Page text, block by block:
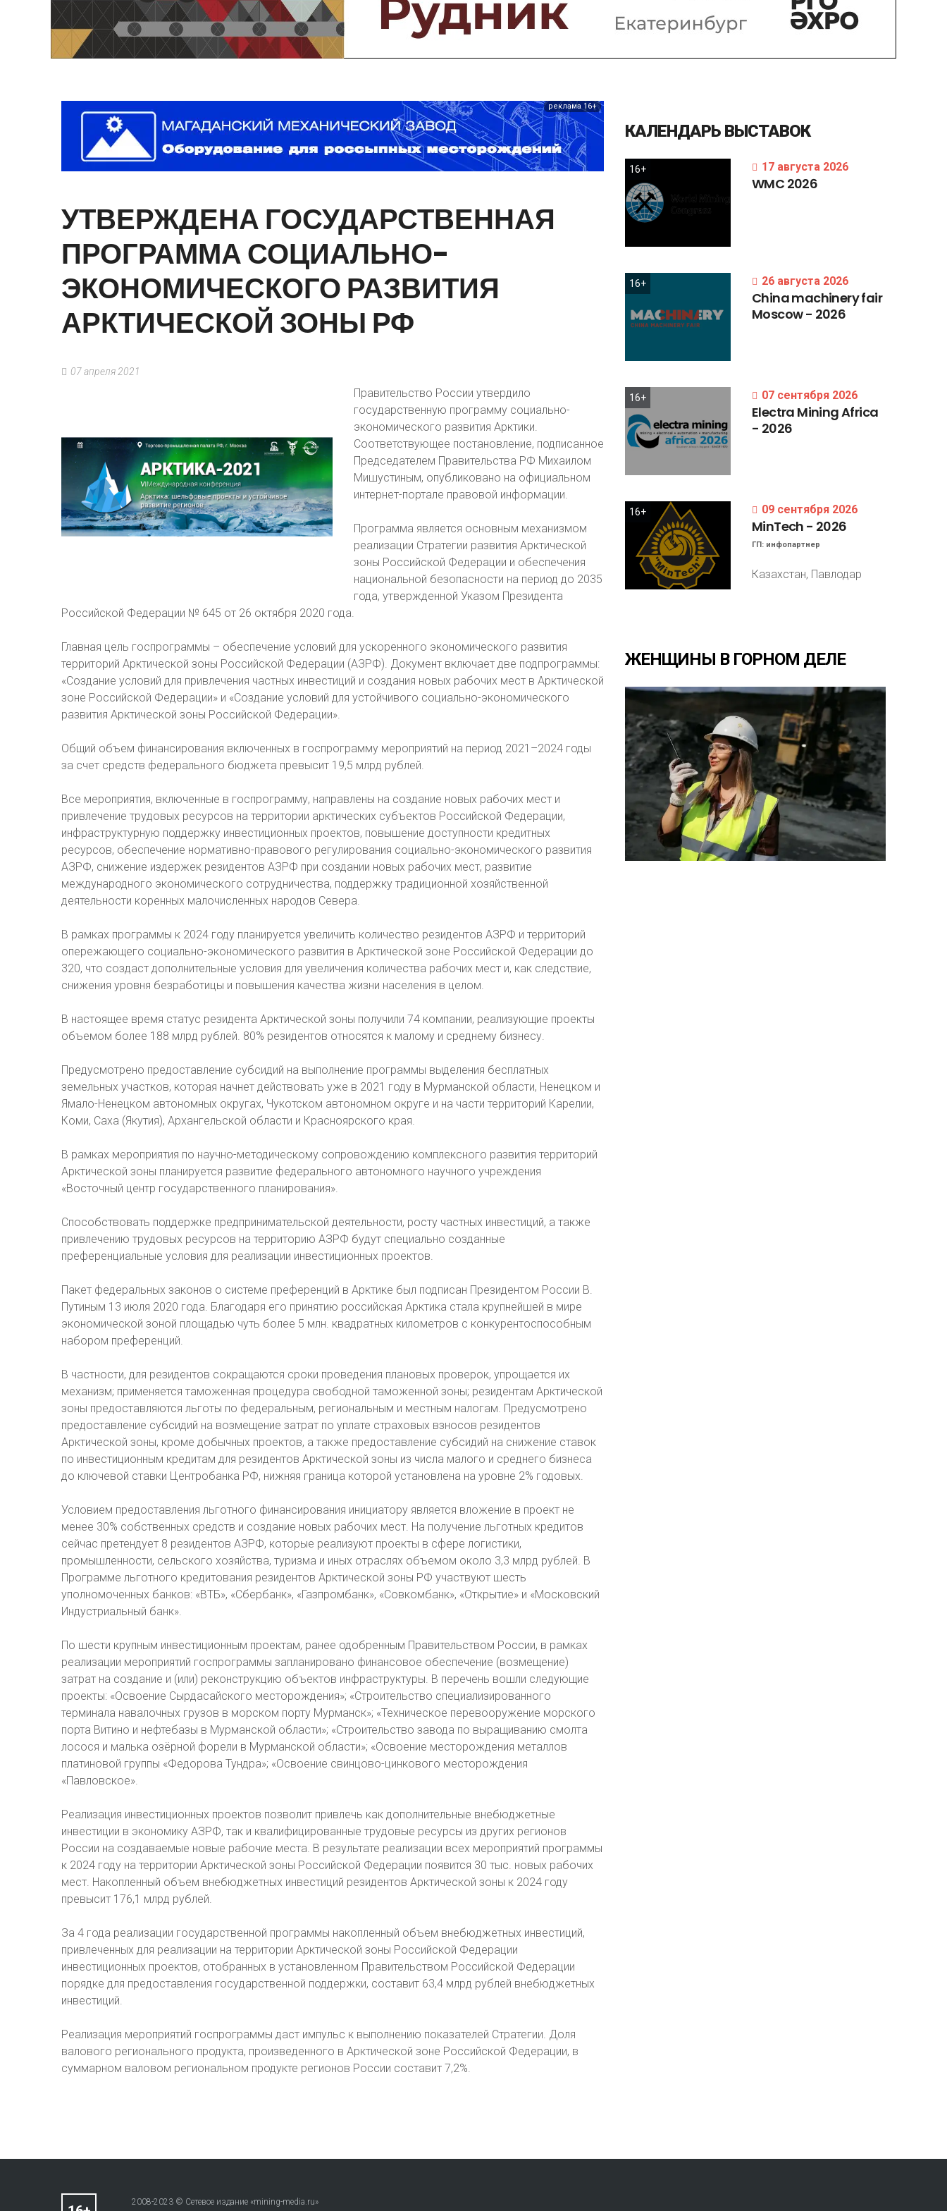
Предприятия и компании
Интервью
Выставки, Конференции
реклама 16+
УТВЕРЖДЕНАГОСУДАРСТВЕННАЯ
ПРОГРАММАСОЦИАЛЬНО-
ЭКОНОМИЧЕСКОГОРАЗВИТИЯ
АРКТИЧЕСКОЙ ЗОНЫ РФ
07 апреля 2021
Правительство России утвердило
государственную программу социально-
экономического развития Арктики.
Соответствующее постановление, подписанное
Председателем Правительства РФ Михаилом
Мишустиным, опубликовано на официальном
интернет-портале правовой информации.
Программа является основным механизмом
реализации Стратегии развития Арктической
зоны Российской Федерации и обеспечения
национальной безопасности на период до 2035
года, утвержденной Указом Президента
Российской Федерации № 645 от 26 октября 2020 года.
Главная цель госпрограммы – обеспечение условий для ускоренного экономического развития
территорий Арктической зоны Российской Федерации (АЗРФ). Документ включает две подпрограммы:
«Создание условий для привлечения частных инвестиций и создания новых рабочих мест в Арктической
зоне Российской Федерации» и «Создание условий для устойчивого социально-экономического
развития Арктической зоны Российской Федерации».
Общий объем финансирования включенных в госпрограмму мероприятий на период 2021–2024 годы
за счет средств федерального бюджета превысит 19,5 млрд рублей.
Все мероприятия, включенные в госпрограмму, направлены на создание новых рабочих мест и
привлечение трудовых ресурсов на территории арктических субъектов Российской Федерации,
инфраструктурную поддержку инвестиционных проектов, повышение доступности кредитных
ресурсов, обеспечение нормативно-правового регулирования социально-экономического развития
АЗРФ, снижение издержек резидентов АЗРФ при создании новых рабочих мест, развитие
международного экономического сотрудничества, поддержку традиционной хозяйственной
деятельности коренных малочисленных народов Севера.
В рамках программы к 2024 году планируется увеличить количество резидентов АЗРФ и территорий
опережающего социально-экономического развития в Арктической зоне Российской Федерации до
320, что создаст дополнительные условия для увеличения количества рабочих мест и, как следствие,
снижения уровня безработицы и повышения качества жизни населения в целом.
В настоящее время статус резидента Арктической зоны получили 74 компании, реализующие проекты
объемом более 188 млрд рублей. 80% резидентов относятся к малому и среднему бизнесу.
Предусмотрено предоставление субсидий на выполнение программы выделения бесплатных
земельных участков, которая начнет действовать уже в 2021 году в Мурманской области, Ненецком и
Ямало-Ненецком автономных округах, Чукотском автономном округе и на части территорий Карелии,
Коми, Саха (Якутия), Архангельской области и Красноярского края.
В рамках мероприятия по научно-методическому сопровождению комплексного развития территорий
Арктической зоны планируется развитие федерального автономного научного учреждения
«Восточный центр государственного планирования».
Способствовать поддержке предпринимательской деятельности, росту частных инвестиций, а также
привлечению трудовых ресурсов на территорию АЗРФ будут специально созданные
преференциальные условия для реализации инвестиционных проектов.
Пакет федеральных законов о системе преференций в Арктике был подписан Президентом России В.
Путиным 13 июля 2020 года. Благодаря его принятию российская Арктика стала крупнейшей в мире
экономической зоной площадью чуть более 5 млн. квадратных километров с конкурентоспособным
набором преференций.
В частности, для резидентов сокращаются сроки проведения плановых проверок, упрощается их
механизм; применяется таможенная процедура свободной таможенной зоны; резидентам Арктической
зоны предоставляются льготы по федеральным, региональным и местным налогам. Предусмотрено
предоставление субсидий на возмещение затрат по уплате страховых взносов резидентов
Арктической зоны, кроме добычных проектов, а также предоставление субсидий на снижение ставок
по инвестиционным кредитам для резидентов Арктической зоны из числа малого и среднего бизнеса
до ключевой ставки Центробанка РФ, нижняя граница которой установлена на уровне 2% годовых.
Условием предоставления льготного финансирования инициатору является вложение в проект не
менее 30% собственных средств и создание новых рабочих мест. На получение льготных кредитов
сейчас претендует 8 резидентов АЗРФ, которые реализуют проекты в сфере логистики,
промышленности, сельского хозяйства, туризма и иных отраслях объемом около 3,3 млрд рублей. В
Программе льготного кредитования резидентов Арктической зоны РФ участвуют шесть
уполномоченных банков: «ВТБ», «Сбербанк», «Газпромбанк», «Совкомбанк», «Открытие» и «Московский
Индустриальный банк».
По шести крупным инвестиционным проектам, ранее одобренным Правительством России, в рамках
реализации мероприятий госпрограммы запланировано финансовое обеспечение (возмещение)
затрат на создание и (или) реконструкцию объектов инфраструктуры. В перечень вошли следующие
проекты: «Освоение Сырдасайского месторождения»; «Строительство специализированного
терминала навалочных грузов в морском порту Мурманск»; «Техническое перевооружение морского
порта Витино и нефтебазы в Мурманской области»; «Строительство завода по выращиванию смолта
лосося и малька озёрной форели в Мурманской области»; «Освоение месторождения металлов
платиновой группы «Федорова Тундра»; «Освоение свинцово-цинкового месторождения
«Павловское».
Реализация инвестиционных проектов позволит привлечь как дополнительные внебюджетные
инвестиции в экономику АЗРФ, так и квалифицированные трудовые ресурсы из других регионов
России на создаваемые новые рабочие места. В результате реализации всех мероприятий программы
к 2024 году на территории Арктической зоны Российской Федерации появится 30 тыс. новых рабочих
мест. Накопленный объем внебюджетных инвестиций резидентов Арктической зоны к 2024 году
превысит 176,1 млрд рублей.
За 4 года реализации государственной программы накопленный объем внебюджетных инвестиций,
привлеченных для реализации на территории Арктической зоны Российской Федерации
инвестиционных проектов, отобранных в установленном Правительством Российской Федерации
порядке для предоставления государственной поддержки, составит 63,4 млрд рублей внебюджетных
инвестиций.
Реализация мероприятий госпрограммы даст импульс к выполнению показателей Стратегии. Доля
валового регионального продукта, произведенного в Арктической зоне Российской Федерации, в
суммарном валовом региональном продукте регионов России составит 7,2%.
КАЛЕНДАРЬ ВЫСТАВОК
16+ 17 августа 2026
WMC 2026
16+ 26 августа 2026
Chinamachineryfair
Moscow- 2026
16+ 07 сентября 2026
Electra MiningAfrica
- 2026
16+ 09 сентября 2026
MinTech - 2026
ГП: инфопартнер
Казахстан, Павлодар
ЖЕНЩИНЫ В ГОРНОМ ДЕЛЕ
2008-2023 © Сетевое издание «mining-media.ru»